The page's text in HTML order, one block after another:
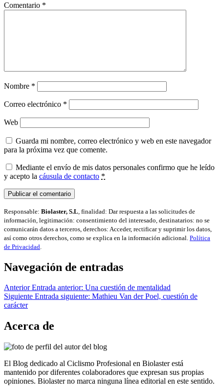
Comentario *
Nombre *
Correo electrónico *
Web
Guarda mi nombre, correo electrónico y web en este navegador
para la próxima vez que comente.
Mediante el envío de mis datos personales confirmo que he leído
y acepto la cáusula de contacto *
Responsable: Biolaster, S.L , finalidad: Dar respuesta a las solicitudes de
información, legitimación: consentimiento del interesado, destinatarios: no se
comunicarán datos a terceros, derechos: Acceder, rectificar y suprimir los datos,
así como otros derechos, como se explica en la información adicional. Política
de Privacidad
Navegación de entradas
Anterior Entrada anterior: Una cuestión de mentalidad
Siguiente Entrada siguiente: Mathieu Van der Poel, cuestión de
carácter
Acerca de
El Blog dedicado al Ciclismo Profesional en Biolaster está
mantenido por diferentes colaboradores que expresan sus propias
opiniones. Biolaster no marca ninguna línea editorial en este sentido.